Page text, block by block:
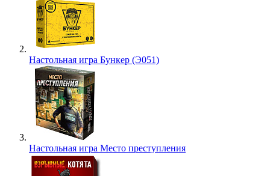
Настольная игра Бункер (Э051)
Настольная игра Место преступления